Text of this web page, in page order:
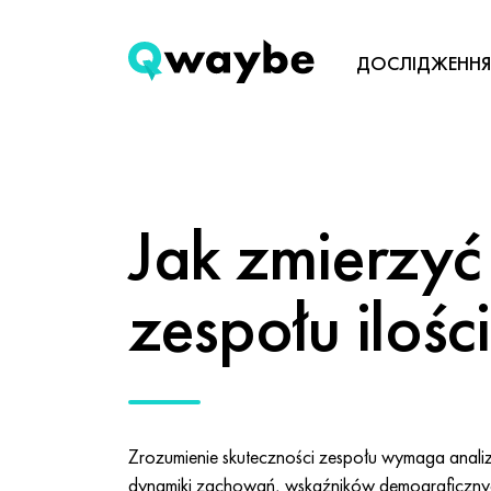
ДОСЛІДЖЕННЯ
Jak
zespołu
Zrozumienie skuteczności zespołu wymaga
dynamiki zachowań, wskaźników